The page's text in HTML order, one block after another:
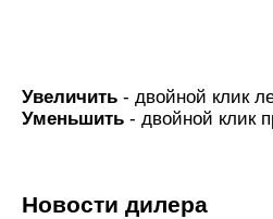
Увеличить - двойной клик
Уменьшить - двойной клик
Новости дилера